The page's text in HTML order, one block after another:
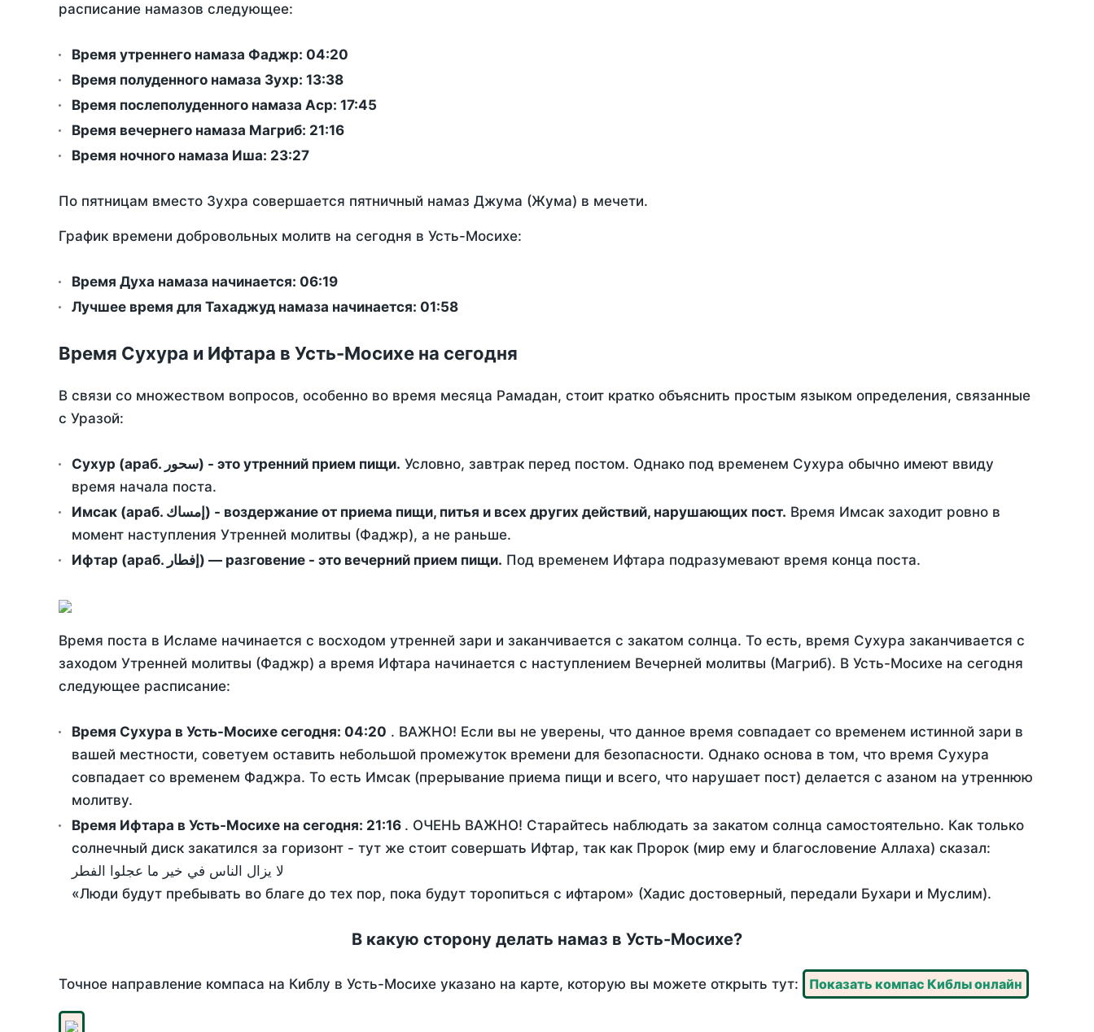
расписание намазов следующее:
Время утреннего намаза Фаджр: 04:20
Время полуденного намаза Зухр: 13:38
Время послеполуденного намаза Аср: 17:45
Время вечернего намаза Магриб: 21:16
Время ночного намаза Иша: 23:27
По пятницам вместо Зухра совершается пятничный намаз Джума (Жума) в мечети.
График времени добровольных молитв на сегодня в Усть-Мосихе:
Время Духа намаза начинается: 06:19
Лучшее время для Тахаджуд намаза начинается: 01:58
Время Сухура и Ифтара в Усть-Мосихе на сегодня
В связи со множеством вопросов, особенно во время месяца Рамадан, стоит кратко объяснить простым языком определения, связанные
с Уразой:
Сухур (араб. سحور) - это утренний прием пищи. Условно, завтрак перед постом. Однако под временем Сухура обычно имеют ввиду
время начала поста.
Имсак (араб. إمساك) - воздержание от приема пищи, питья и всех других действий, нарушающих пост. Время Имсак заходит ровно в
момент наступления Утренней молитвы (Фаджр), а не раньше.
Ифтар (араб. إفطار) — разговение - это вечерний прием пищи. Под временем Ифтара подразумевают время конца поста.
Время поста в Исламе начинается с восходом утренней зари и заканчивается с закатом солнца. То есть, время Сухура заканчивается с
заходом Утренней молитвы (Фаджр) а время Ифтара начинается с наступлением Вечерней молитвы (Магриб). В Усть-Мосихе на сегодня
следующее расписание:
Время Сухура в Усть-Мосихе сегодня: 04:20 . ВАЖНО! Если вы не уверены, что данное время совпадает со временем истинной зари в
вашей местности, советуем оставить небольшой промежуток времени для безопасности. Однако основа в том, что время Сухура
совпадает со временем Фаджра. То есть Имсак (прерывание приема пищи и всего, что нарушает пост) делается с азаном на утреннюю
молитву.
Время Ифтара в Усть-Мосихе на сегодня: 21:16 . ОЧЕНЬ ВАЖНО! Старайтесь наблюдать за закатом солнца самостоятельно. Как только
солнечный диск закатился за горизонт - тут же стоит совершать Ифтар, так как Пророк (мир ему и благословение Аллаха) сказал:
لا يزال الناس في خير ما عجلوا الفطر
«Люди будут пребывать во благе до тех пор, пока будут торопиться с ифтаром» (Хадис достоверный, передали Бухари и Муслим).
В какую сторону делать намаз в Усть-Мосихе?
Точное направление компаса на Киблу в Усть-Мосихе указано на карте, которую вы можете открыть тут: Показать компас Киблы онлайн